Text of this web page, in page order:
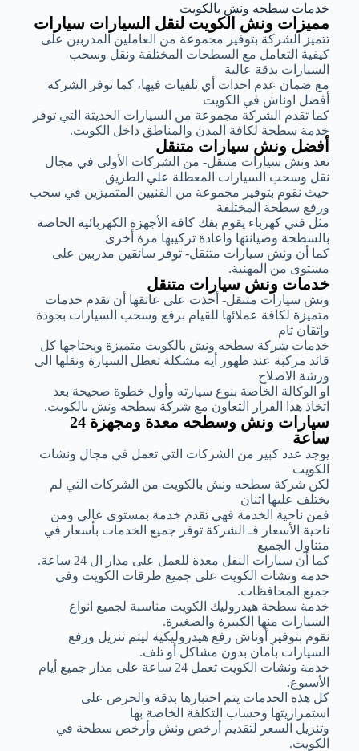
خدمات سطحه ونش بالكويت
مميزات ونش الكويت لنقل السيارات سيارات
تتميز الشركة بتوفير مجموعة من العاملين المدربين على
كيفية التعامل مع السطحات المختلفة ونقل وسحب
السيارات بدقة عالية
مع ضمان عدم احداث أي تلفيات فيها، كما توفر الشركة
أفضل اوناش في الكويت
كما تقدم الشركة مجموعة من السيارات الحديثة التي توفر
خدمة سطحة لكافة المدن والمناطق داخل الكويت.
أفضل ونش سيارات متنقل
تعد ونش سيارات متنقل- من الشركات الأولى في مجال
نقل وسحب السيارات المعطلة علي الطريق
حيث نقوم بتوفير مجموعة من الفنيين المتميزين في سحب
ورفع سطحة المختلفة
مثل فني كهرباء يقوم بفك كافة الأجهزة الكهربائية الخاصة
بالسطحة وصيانتها واعادة تركيبها مرة أخرى
كما أن ونش سيارات متنقل- توفر سائقين مدربين على
مستوى من المهنية.
خدمات ونش سيارات متنقل
ونش سيارات متنقل- أخذت على عاتقها أن تقدم خدمات
متميزة لكافة عملائها للقيام برفع وسحب السيارات بجودة
وإتقان تام
خدمات شركة سطحه ونش بالكويت متميزة ويحتاجها كل
قائد مركبة عند ظهور أية مشكلة تعطل السيارة ونقلها الى
ورشة الاصلاح
او الوكالة الخاصة بنوع سيارته وأول خطوة صحيحة بعد
اتخاذ هذا القرار التعاون مع شركة سطحه ونش بالكويت.
سيارات ونش وسطحه معدة ومجهزة 24
ساعة
يوجد عدد كبير من الشركات التي تعمل في مجال ونشات
الكويت
لكن شركة سطحه ونش بالكويت من الشركات التي لم
يختلف عليها اثنان
فمن ناحية الخدمة فهي تقدم خدمة بمستوى عالي ومن
ناحية الأسعار فـ الشركة توفر جميع الخدمات بأسعار في
متناول الجميع
كما أن سيارات النقل معدة للعمل على مدار ال 24 ساعة.
خدمة ونشات الكويت على جميع طرقات الكويت وفي
جميع المحافظات.
خدمة سطحة هيدروليك الكويت مناسبة لجميع انواع
السيارات منها الكبيرة والصغيرة.
نقوم بتوفير أوناش رفع هيدروليكية ليتم تنزيل ورفع
السيارات بأمان بدون مشاكل أو تلف.
خدمة ونشات الكويت تعمل 24 ساعة على مدار جميع أيام
الأسبوع.
كل هذه الخدمات يتم اختبارها بدقة والحرص على
استمراريتها وحساب التكلفة الخاصة بها
وتنزيل السعر لتقديم أرخص ونش وأرخص سطحة في
الكويت.